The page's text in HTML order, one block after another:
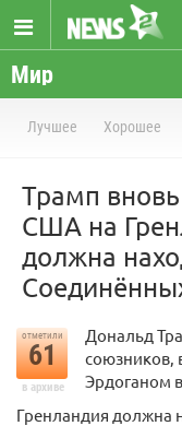
Мир
Лучшее Хорошее
Трамп
США на
должна
отметили
61
в архиве
Дональд
союзников,
Эрдоганом
Гренландия должна